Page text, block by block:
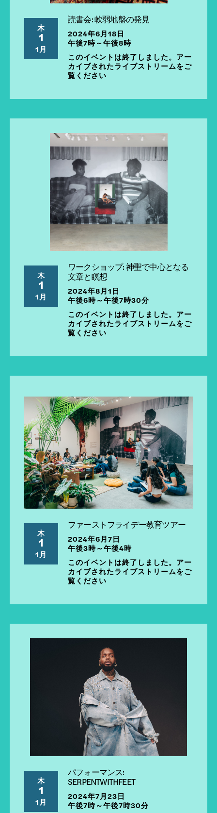
木
1
1月
読書会: 軟弱地盤の発見
2024年6月18日
午後7時～午後8時
このイベントは終了しました。アー
カイブされたライブストリームをご
覧ください
木
1
1月
ワークショップ: 神聖で中心となる
文章と瞑想
2024年8月1日
午後6時～午後7時30分
このイベントは終了しました。アー
カイブされたライブストリームをご
覧ください
木
1
1月
ファーストフライデー教育ツアー
2024年6月7日
午後3時～午後4時
このイベントは終了しました。アー
カイブされたライブストリームをご
覧ください
木
1
1月
パフォーマンス:
SERPENTWITHFEET
2024年7月23日
午後7時～午後7時30分